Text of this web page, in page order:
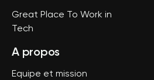
Great Place To Work in
Tech
A propos
Equipe et mission